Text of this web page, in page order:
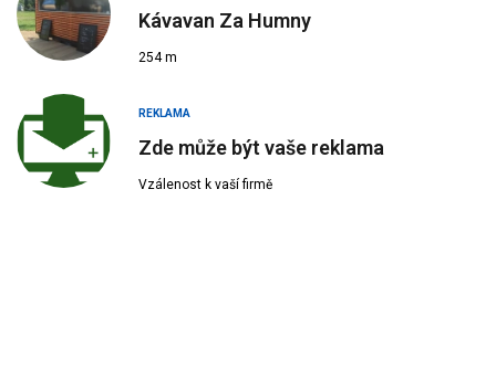
Kávavan Za Humny
254 m
REKLAMA
Zde může být vaše reklama
Vzálenost k vaší firmě